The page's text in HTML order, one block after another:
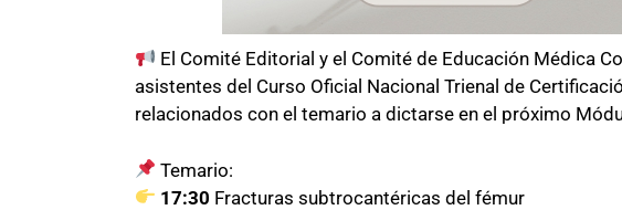
El Comité Editorial y el Comité de Educación Médica
asistentes del Curso Oficial Nacional Trienal de
relacionados con el temario a dictarse en el próximo
Temario:
17:30 Fracturas subtrocantéricas del fémur